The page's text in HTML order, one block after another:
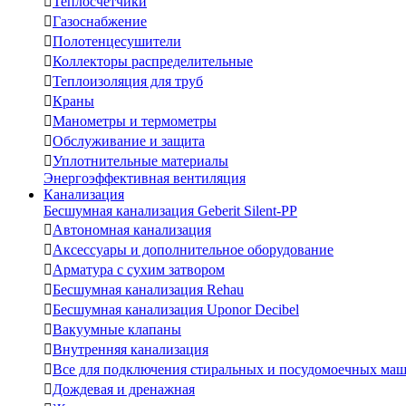
Газоснабжение
Полотенцесушители
Коллекторы распределительные
Теплоизоляция для труб
Краны
Манометры и термометры
Обслуживание и защита
Уплотнительные материалы
Энергоэффективная вентиляция
Канализация
Бесшумная канализация Geberit Silent-PP
Автономная канализация
Аксессуары и дополнительное оборудование
Арматура с сухим затвором
Бесшумная канализация Rehau
Бесшумная канализация Uponor Decibel
Вакуумные клапаны
Внутренняя канализация
Все для подключения стиральных и посудомоечных
Дождевая и дренажная